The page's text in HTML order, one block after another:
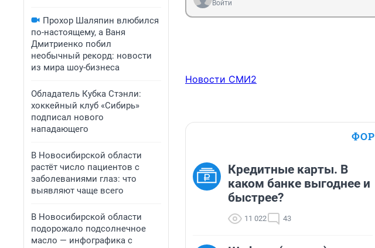
Прохор Шаляпин влюбился
по-настоящему, а Ваня
Дмитриенко побил
необычный рекорд: новости
из мира шоу-бизнеса
Обладатель Кубка Стэнли:
хоккейный клуб «Сибирь»
подписал нового
нападающего
В Новосибирской области
растёт число пациентов с
заболеваниями глаз: что
выявляют чаще всего
В Новосибирской области
подорожало подсолнечное
масло — инфографика с
Войти
Новости СМИ2
Кредитные карты. В
каком банке выгоднее и
быстрее?
11 022 43